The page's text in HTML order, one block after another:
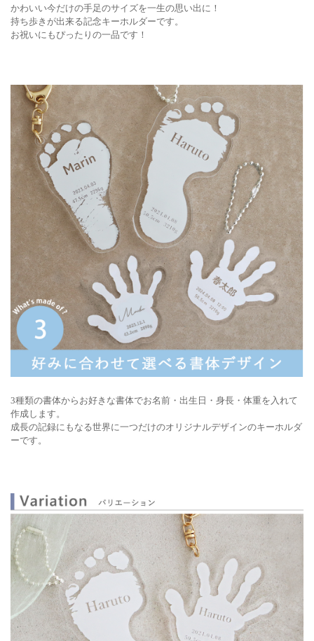
かわいい今だけの手足のサイズを一生の思い出に！
持ち歩きが出来る記念キーホルダーです。
お祝いにもぴったりの一品です！
3種類の書体からお好きな書体でお名前・出生日・身長・体重を入れて
作成します。
成長の記録にもなる世界に一つだけのオリジナルデザインのキーホルダ
ーです。